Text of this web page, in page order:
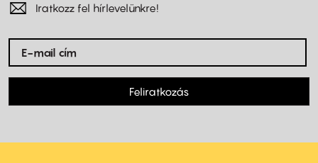
Iratkozz fel hírlevelünkre!
Feliratkozás